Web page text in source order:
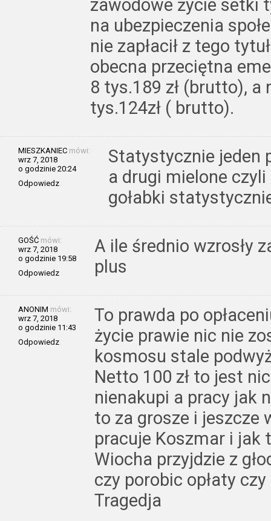
zawodowe życie setki
na ubezpieczenia
nie zapłacił z tego
obecna przeciętna
8 tys.189 zł (brutto), a
tys.124zł ( brutto).
MIESZKANIEC mówi:
wrz 7, 2018
o godzinie 20:24
Odpowiedz
Statystycznie jeden
a drugi mielone
gołabki
GOŚĆ mówi:
wrz 7, 2018
o godzinie 19:58
Odpowiedz
A ile średnio wzrosły
plus
ANONIM mówi:
wrz 7, 2018
o godzinie 11:43
Odpowiedz
To prawda po
życie prawie nic nie
kosmosu stale
Netto 100 zł to jest
nienakupi a pracy jak
to za grosze i jeszcze
pracuje Koszmar i jak
Wiocha przyjdzie z
czy porobic opłaty
Tragedja